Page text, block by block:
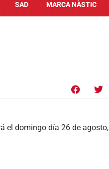
SAD MARCA NÀSTIC
el domingo día 26 de agosto,